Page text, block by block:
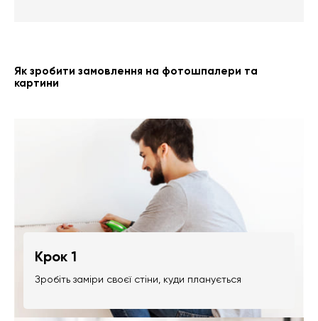
Як зробити замовлення на фотошпалери та
картини
Крок 1
Зробіть заміри своєї стіни, куди планується